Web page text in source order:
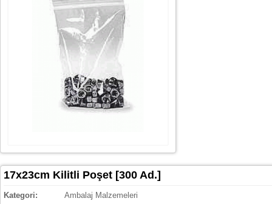
17x23cm Kilitli Poşet [300 Ad.]
Kategori:
Ambalaj Malzemeleri